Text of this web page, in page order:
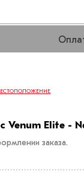
Venum Elite -
заказа.